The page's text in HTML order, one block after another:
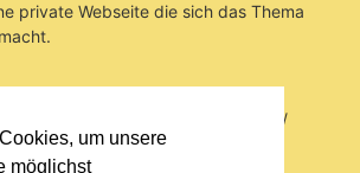
um unsere
möglichst
private Webseite die sich das Thema
auf https://www.bierkreiszeichen.at/
/Bierinfo/